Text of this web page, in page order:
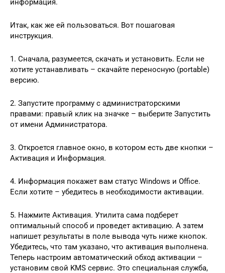
информация.
Итак, как же ей пользоваться. Вот пошаговая
инструкция.
1. Сначала, разумеется, скачать и установить. Если не
хотите устанавливать – скачайте переносную (portable)
версию.
2. Запустите программу с администраторскими
правами: правый клик на значке – выберите Запустить
от имени Администратора.
3. Откроется главное окно, в котором есть две кнопки –
Активация и Информация.
4. Информация покажет вам статус Windows и Office.
Если хотите – убедитесь в необходимости активации.
5. Нажмите Активация. Утилита сама подберет
оптимальный способ и проведет активацию. А затем
напишет результаты в поле вывода чуть ниже кнопок.
Убедитесь, что там указано, что активация выполнена.
Теперь настроим автоматический обход активации –
установим свой KMS сервис. Это специальная служба,